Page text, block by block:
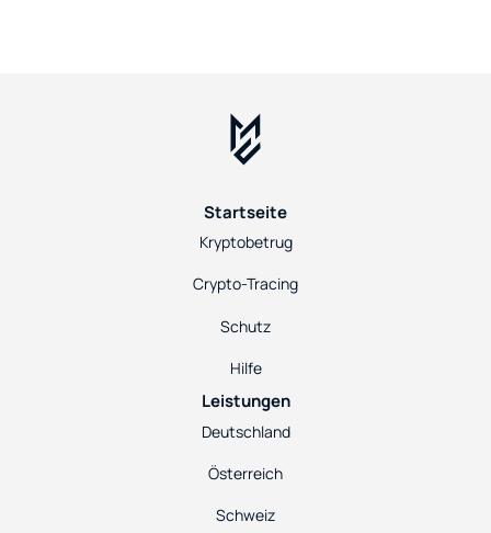
Startseite
Kryptobetrug
Crypto-Tracing
Schutz
Hilfe
Leistungen
Deutschland
Österreich
Schweiz